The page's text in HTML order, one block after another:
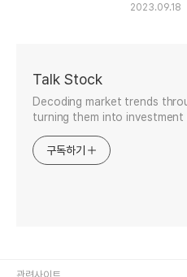
2023.09.18
Talk Stock
Decoding market trends
turning them into investment
구독하기